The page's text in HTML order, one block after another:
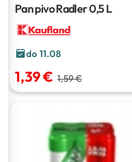
Pan pivo Radler0,5 L
do 11.08
1,39 € 1,59 €